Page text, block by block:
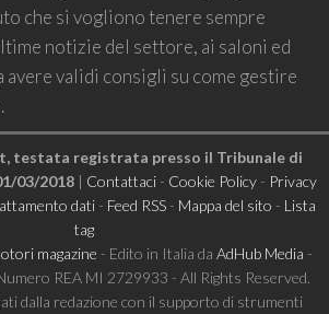
che si vogliono tenere sempre
notizie del settore, ai saloni ed
avere validi consigli su come gestire
testata registrata presso il Tribunale di
03/2018| Contattaci- Cookie Policy- Privacy
dati- Feed RSS- Mappa del sito - Lista
tag
magazine - Edito in Italia da AdHub Media -
REA MI 2729933 - All Rights Reserved.
dalla redazione con il supporto di strumenti